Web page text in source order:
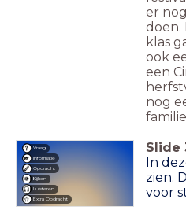
er
doen.
klas
ook
een
nog
Vraag
Informatie
Opdracht
Kijken
Luisteren
Extra Opdracht
Slide
In
zien.
voor